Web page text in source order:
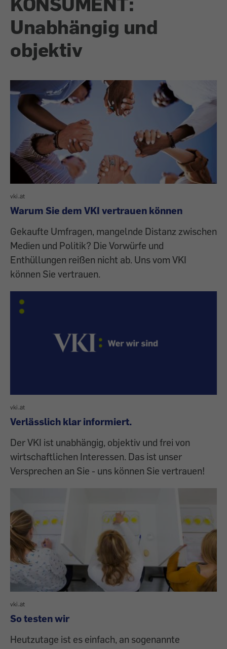
Unabhängig und
objektiv
vki.at
Warum Sie dem VKI vertrauen können
Gekaufte Umfragen, mangelnde Distanz zwischen
Medien und Politik? Die Vorwürfe und
Enthüllungen reißen nicht ab. Uns vom VKI
können Sie vertrauen.
vki.at
Verlässlich klar informiert.
Der VKI ist unabhängig, objektiv und frei von
wirtschaftlichen Interessen. Das ist unser
Versprechen an Sie - uns können Sie vertrauen!
vki.at
So testen wir
Heutzutage ist es einfach, an sogenannte